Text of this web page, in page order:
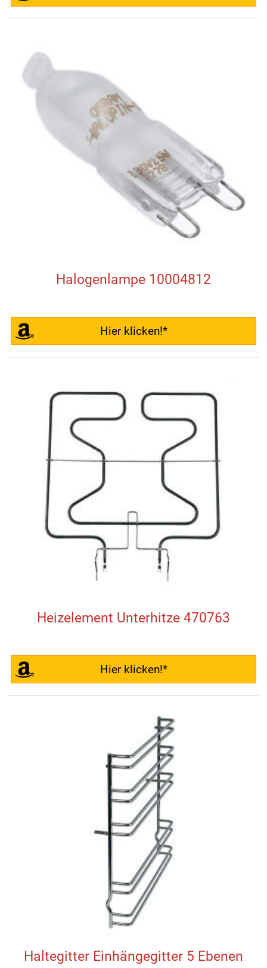
Halogenlampe 10004812
Hier klicken!*
Heizelement Unterhitze 470763
Hier klicken!*
Haltegitter Einhängegitter 5 Ebenen